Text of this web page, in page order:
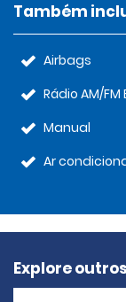
Também
Airbags
Rádio AM/FM
Manual
Ar
Explore